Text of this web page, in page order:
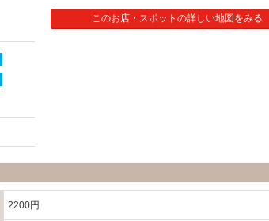
このお店・スポットの詳しい地図をみる
2200円